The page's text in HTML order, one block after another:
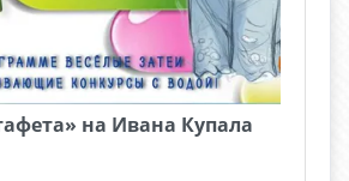
на Ивана Купала